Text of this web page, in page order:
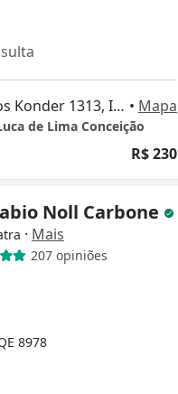
Avenida Coronel Marcos Konder 1313, Itajaí • Mapa
de Lima Conceição
R$ 230
Noll Carbone
· Mais
207 opiniões
8978